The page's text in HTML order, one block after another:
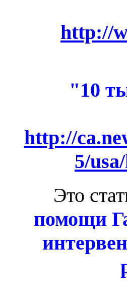
http://
"10
http://
5/
Это
помощи